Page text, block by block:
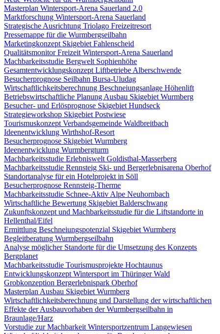
Masterplan Wintersport-Arena Sauerland 2.0
Marktforschung Wintersport-Arena Sauerland
Strategische Ausrichtung Triolago Freizeitresort
Pressemappe für die Wurmbergseilbahn
Marketingkonzept Skigebiet Fahlenscheid
Qualitätsmonitor Freizeit Wintersport-Arena Sauerland
Machbarkeitsstudie Bergwelt Sophienhöhe
Gesamtentwicklungskonzept Liftbetriebe Alberschwende
Besucherprognose Seilbahn Bursa-Uludag
Wirtschaftlichkeitsberechnung Beschneiungsanlage Höhenlift
Betriebswirtschaftliche Planung Ausbau Skigebiet Wurmberg
Besucher- und Erlösprognose Skigebiet Hundseck
Strategieworkshop Skigebiet Postwiese
Tourismuskonzept Verbandsgemeinde Waldbreitbach
Ideenentwicklung Wirthshof-Resort
Besucherprognose Skigebiet Wurmberg
Ideenentwicklung Wurmbergturm
Machbarkeitsstudie Erlebniswelt Goldisthal-Masserberg
Machbarkeitsstudie Rennsteig Ski- und Bergerlebnisarena Oberhof
Standortanalyse für ein Hotelprojekt in Söll
Besucherprognose Rennsteig-Therme
Machbarkeitsstudie Schnee-Aktiv Alpe Neuhornbach
Wirtschaftliche Bewertung Skigebiet Balderschwang
Zukunftskonzept und Machbarkeitsstudie für die Liftstandorte in
Hellenthal/Eifel
Ermittlung Beschneiungspotenzial Skigebiet Wurmberg
Begleitberatung Wurmbergseilbahn
Analyse möglicher Standorte für die Umsetzung des Konzepts
Bergplanet
Machbarkeitsstudie Tourismusprojekte Hochtaunus
Entwicklungskonzept Wintersport im Thüringer Wald
Grobkonzeption Bergerlebnispark Oberhof
Masterplan Ausbau Skigebiet Wurmberg
Wirtschaftlichkeitsberechnung und Darstellung der wirtschaftlichen
Effekte der Ausbauvorhaben der Wurmbergseilbahn in
Braunlage/Harz
Vorstudie zur Machbarkeit Wintersportzentrum Langewiesen